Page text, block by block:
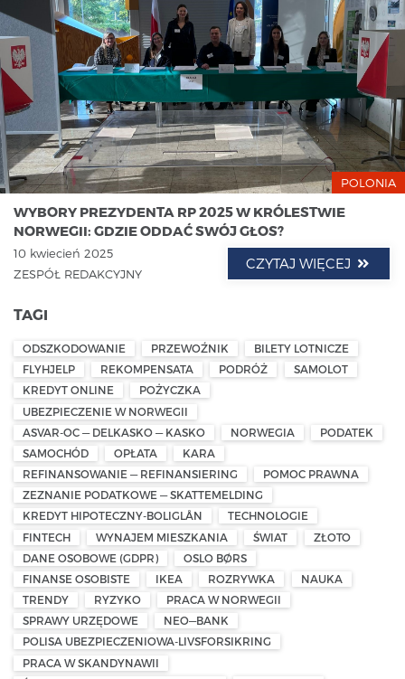
POLONIA
WYBORY PREZYDENTA RP 2025 W KRÓLESTWIE
NORWEGII: GDZIE ODDAĆ SWÓJ GŁOS?
10 kwiecień 2025
ZESPÓŁ REDAKCYJNY
CZYTAJ WIĘCEJ
TAGI
ODSZKODOWANIE PRZEWOŹNIK
BILETY LOTNICZE
FLYHJELP
REKOMPENSATA PODRÓŻ
SAMOLOT
KREDYT ONLINE
POŻYCZKA
UBEZPIECZENIE W NORWEGII
ASVAR-OC — DELKASKO — KASKO
NORWEGIA
PODATEK
SAMOCHÓD
OPŁATA
KARA
REFINANSOWANIE — REFINANSIERING
POMOC PRAWNA
ZEZNANIE PODATKOWE — SKATTEMELDING
KREDYT HIPOTECZNY-BOLIGLÅN
TECHNOLOGIE
FINTECH
WYNAJEM MIESZKANIA ŚWIAT
ZŁOTO
DANE OSOBOWE (GDPR)
OSLO BØRS
FINANSE OSOBISTE
IKEA ROZRYWKA
NAUKA
TRENDY
RYZYKO
PRACA W NORWEGII
SPRAWY URZĘDOWE
NEO—BANK
POLISA UBEZPIECZENIOWA-LIVSFORSIKRING
PRACA W SKANDYNAWII